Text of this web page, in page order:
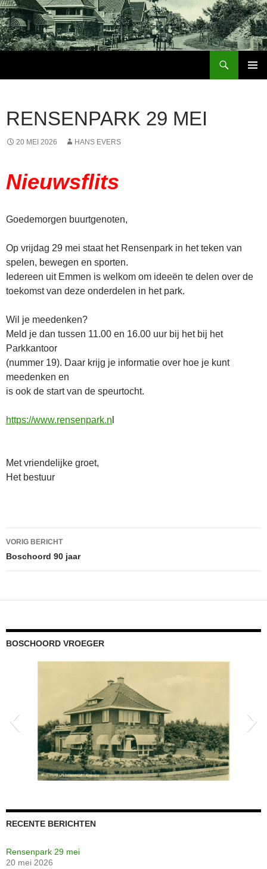
Ga
naar
de
inhoud
RENSENPARK 29 MEI
20 MEI 2026 HANS EVERS
Nieuwsflits
Goedemorgen buurtgenoten,
Op vrijdag 29 mei staat het Rensenpark in het teken van
spelen, bewegen en sporten.
Iedereen uit Emmen is welkom om ideeën te delen over de
toekomst van deze onderdelen in het park.
Wil je meedenken?
Meld je dan tussen 11.00 en 16.00 uur bij het bij het
Parkkantoor
(nummer 19). Daar krijg je informatie over hoe je kunt
meedenken en
is ook de start van de speurtocht.
https://www.rensenpark.n
Met vriendelijke groet,
Het bestuur
Bericht
navigatie
VORIG BERICHT
Boschoord 90 jaar
BOSCHOORD VROEGER
RECENTE BERICHTEN
Rensenpark 29 mei
20 mei 2026